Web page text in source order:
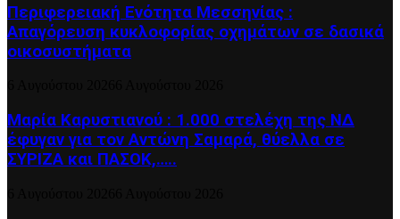
Περιφερειακή Ενότητα Μεσσηνίας :
Απαγόρευση κυκλοφορίας οχημάτων σε δασικά
οικοσυστήματα
Μαρία Καρυστιανού : 1.000 στελέχη της ΝΔ
έφυγαν για τον Αντώνη Σαμαρά, θύελλα σε
ΣΥΡΙΖΑ και ΠΑΣΟΚ,…..